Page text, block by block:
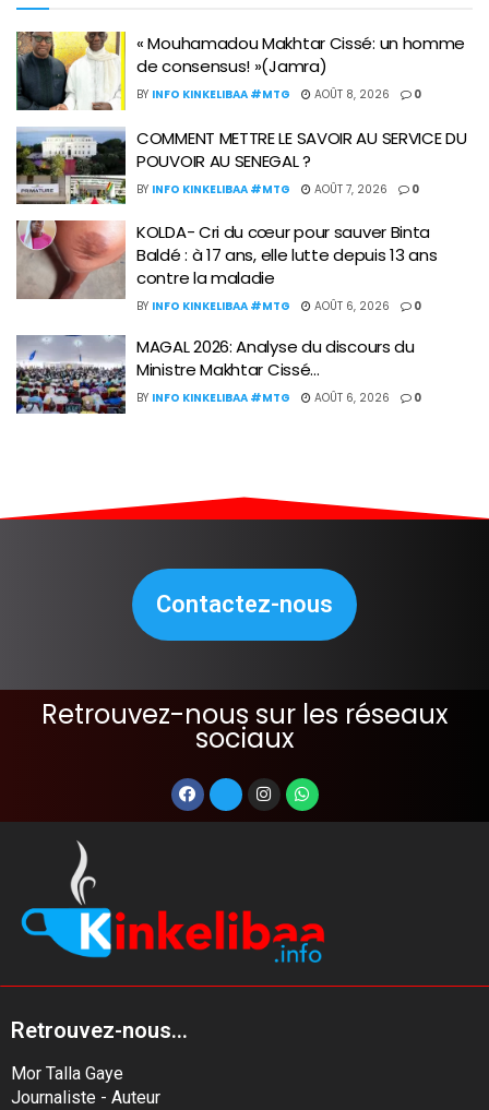
« Mouhamadou Makhtar Cissé: un homme
de consensus! »(Jamra)
BY INFO KINKELIBAA #MTG AOÛT 8, 2026 0
COMMENT METTRE LE SAVOIR AU SERVICE DU
POUVOIR AU SENEGAL ?
BY INFO KINKELIBAA #MTG AOÛT 7, 2026 0
KOLDA- Cri du cœur pour sauver Binta
Baldé : à 17 ans, elle lutte depuis 13 ans
contre la maladie
BY INFO KINKELIBAA #MTG AOÛT 6, 2026 0
MAGAL 2026: Analyse du discours du
Ministre Makhtar Cissé…
BY INFO KINKELIBAA #MTG AOÛT 6, 2026 0
Contactez-nous
Retrouvez-nous sur les réseaux
sociaux
Retrouvez-nous...
Mor Talla Gaye
Journaliste - Auteur